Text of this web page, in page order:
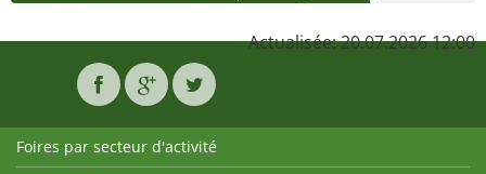
Actualisée: 20.07.2026 12:00
Foires par secteur d'activité